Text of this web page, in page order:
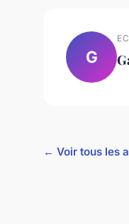
G
← Voir tous les